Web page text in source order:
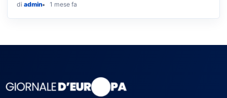
di admin 1 mese fa